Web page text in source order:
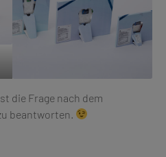
die Frage nach dem
beantworten.